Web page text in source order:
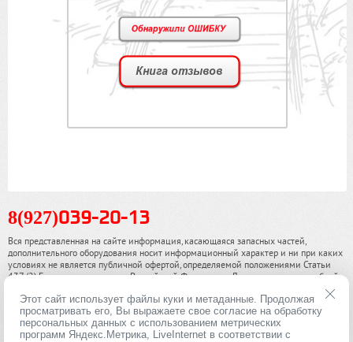
8(927)039-20-13
Вся представленная на сайте информация, касающаяся запасных частей,
дополнительного оборудования носит информационный характер и ни при каких
условиях не является публичной офертой, определяемой положениями Статьи
437 (2) Гражданского кодекса Российской Федерации. Для получения подробной
информации, пожалуйста, обращайтесь к нашим специалистам. чинамобил.рф ©
2013-2026. Все права охраняются законом.
Политика конфиденциальности
Этот сайт использует файлы куки и метаданные. Продолжая
просматривать его, Вы выражаете свое согласие на обработку
персональных данных с использованием метрических
программ Яндекс.Метрика, LiveInternet в соответствии с